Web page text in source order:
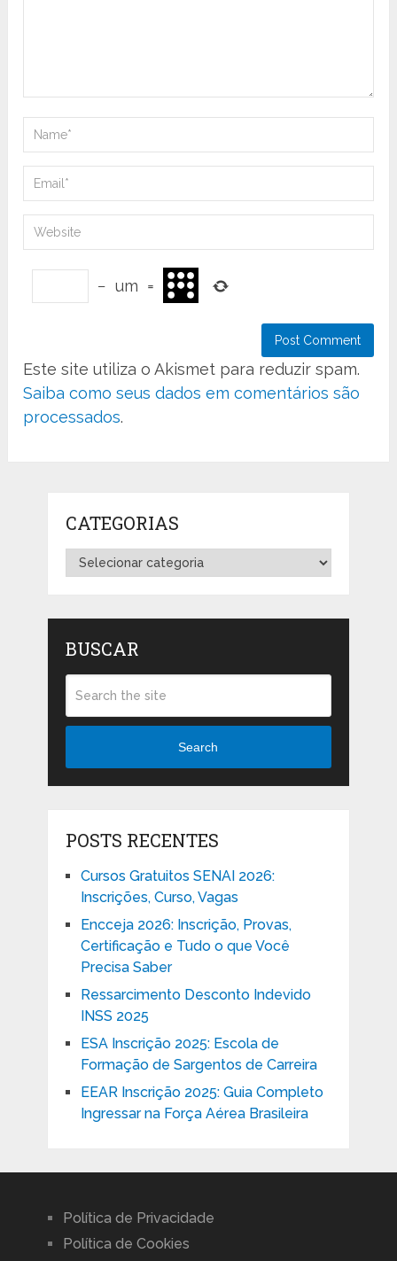
− um =
Este site utiliza o Akismet para reduzir spam.
Saiba como seus dados em comentários são
processados.
CATEGORIAS
Categorias
BUSCAR
Search
POSTS RECENTES
Cursos Gratuitos SENAI 2026:
Inscrições, Curso, Vagas
Encceja 2026: Inscrição, Provas,
Certificação e Tudo o que Você
Precisa Saber
Ressarcimento Desconto Indevido
INSS 2025
ESA Inscrição 2025: Escola de
Formação de Sargentos de Carreira
EEAR Inscrição 2025: Guia Completo
Ingressar na Força Aérea Brasileira
Política de Privacidade
Política de Cookies